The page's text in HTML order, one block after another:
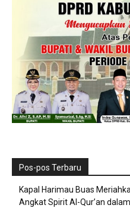
Pos-pos Terbaru
Kapal Harimau Buas
Angkat Spirit Al-Qur’an